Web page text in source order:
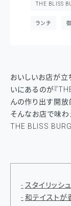
THE BLISS
ランチ
おいしいお店が立
いにあるのが『
んの作り出す開
そんなお店で味わ
THE BLISS
スタイリッシ
和テイストが